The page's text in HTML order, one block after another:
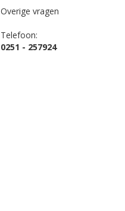
Overige vragen
Telefoon:
0251 - 257924